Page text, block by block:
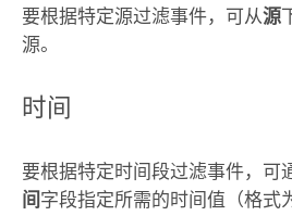
要根据特定源过滤事件，可从源
源。
时间
要根据特定时间段过滤事件，可
间 字段指定所需的时间值（格式